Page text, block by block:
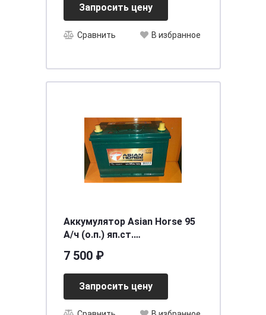
Запросить цену
Сравнить В избранное
Аккумулятор Asian Horse 95
А/ч (о.п.) яп.ст.
7 500 ₽
Запросить цену